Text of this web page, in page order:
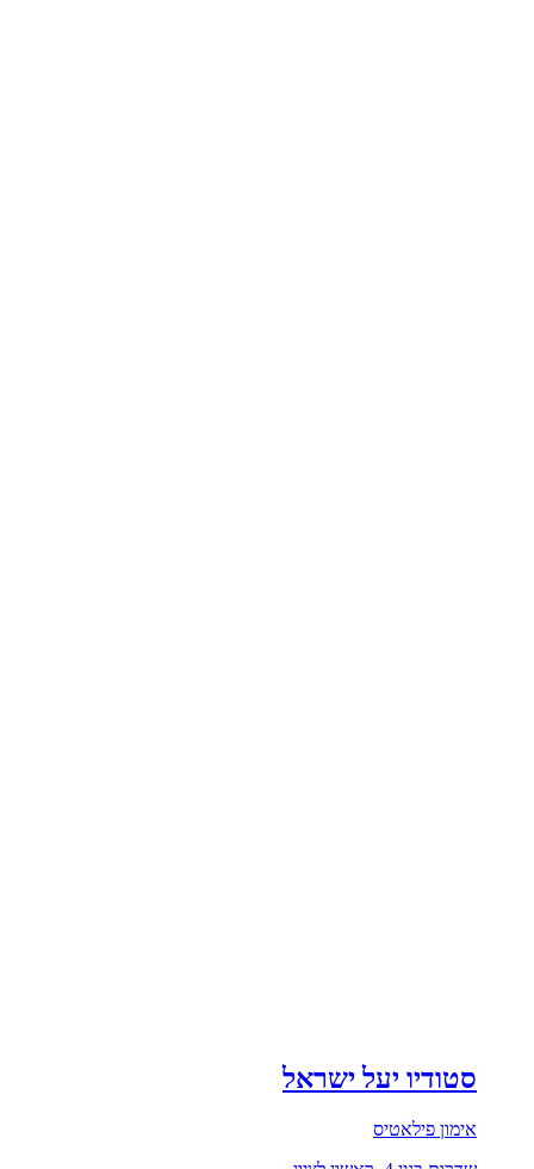
סטודיו יעל ישראל
אימון פילאטיס